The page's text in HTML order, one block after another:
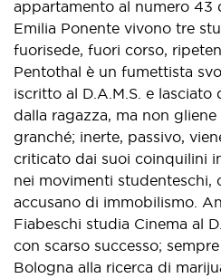
appartamento al numero 43
Emilia Ponente vivono tre
fuorisede, fuori corso,
Pentothal è un fumettista
iscritto al D.A.M.S. e lasciato
dalla ragazza, ma non
granché; inerte, passivo,
criticato dai suoi coinquilini
nei movimenti studenteschi,
accusano di immobilismo.
Fiabeschi studia Cinema al
con scarso successo;
Bologna alla ricerca di